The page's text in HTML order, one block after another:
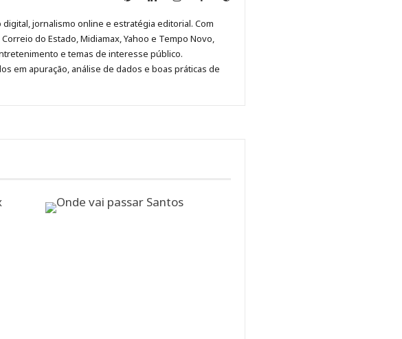
no
Pinterest
no
LinkedIn
no
Instagram
no
Facebook
jornalismo online e estratégia editorial. Com
do Estado, Midiamax, Yahoo e Tempo Novo,
e temas de interesse público.
em apuração, análise de dados e boas práticas de